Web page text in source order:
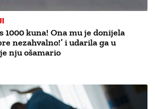
1000 kuna! Ona mu je donijela
nezahvalno!’ i udarila ga u
nju ošamario